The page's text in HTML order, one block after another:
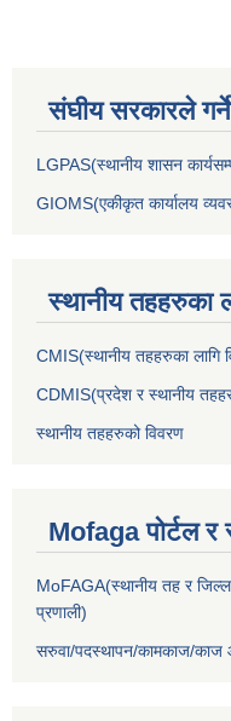
संघीय सरकारले
LGPAS(स्थानीय शासन
GIOMS(एकीकृत कार्यालय
स्थानीय तहहरुका
CMIS(स्थानीय तहहरुका लागि
CDMIS(प्रदेश र स्थानीय
स्थानीय तहहरुको विवरण
Mofaga पोर्टल र
MoFAGA(स्थानीय तह र
प्रणाली)
सरुवा/पदस्थापन/कामकाज/काज